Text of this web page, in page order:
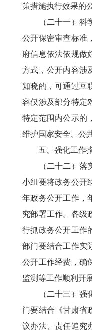
策措施执行效果的
（二十一）科学
公开保密审查标准
府信息依法依规做
方式，公开内容涉
知晓的，可通过互
容仅涉及部分特定
特定范围内公示的
维护国家安全、公
五、强化工作指
（二十二）落实
小组要将政务公开
年政务公开工作，
究部署工作。各级
行抓政务公开工作
部门要结合工作实
公开工作经费，确
监测等工作顺利开
（二十三）强化
门要结合《甘肃省
议办法、责任追究